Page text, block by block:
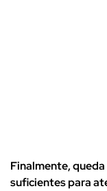
Finalmente,
suficientes para